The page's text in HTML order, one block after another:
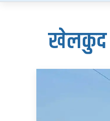
खेलकुद